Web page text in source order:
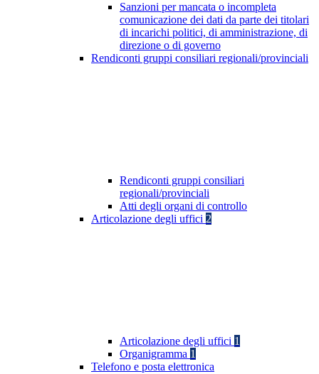
Sanzioni per mancata o incompleta
comunicazione dei dati da parte dei titolari
di incarichi politici, di amministrazione, di
direzione o di governo
Rendiconti gruppi consiliari regionali/provinciali
Rendiconti gruppi consiliari
regionali/provinciali
Atti degli organi di controllo
Articolazione degli uffici 2
Articolazione degli uffici 1
Organigramma 1
Telefono e posta elettronica